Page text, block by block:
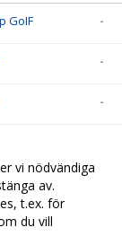
GoIF -
-
-
vi nödvändiga
av.
t.ex. för
du vill